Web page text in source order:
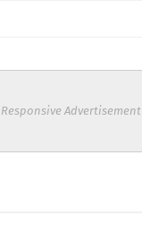
Responsive Advertisement